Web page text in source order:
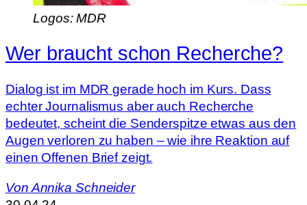
Logos: MDR
Wer braucht schon Recherche?
Dialog ist im MDR gerade hoch im Kurs. Dass
echter Journalismus aber auch Recherche
bedeutet, scheint die Senderspitze etwas aus den
Augen verloren zu haben – wie ihre Reaktion auf
einen Offenen Brief zeigt.
Von Annika Schneider